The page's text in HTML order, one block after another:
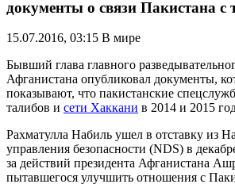
документы о связи Пакистана с
15.07.2016, 03:15 В мире
Бывший глава главного
Афганистана опубликовал документы,
показывают, что пакистанские
талибов и сети Хаккани в 2014 и 2015
Рахматулла Набиль ушел в отставку из
управления безопасности (NDS) в
за действий президента Афганистана
пытавшегося улучшить отношения с